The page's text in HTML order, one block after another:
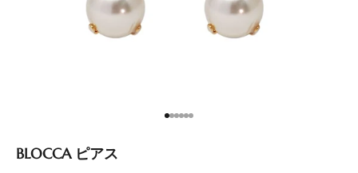
項目に移動する 1
項目に移動する 2
項目に移動する 3
項目に移動する 4
項目に移動する 5
項目に移動する 6
BLOCCA ピアス